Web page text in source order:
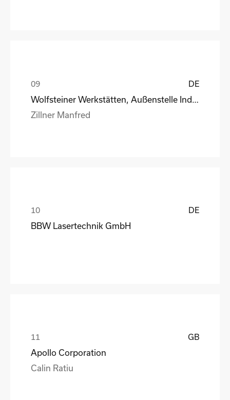
DE
Zillner Manfred
DE
BBW Lasertechnik GmbH
GB
Apollo Corporation
Calin Ratiu